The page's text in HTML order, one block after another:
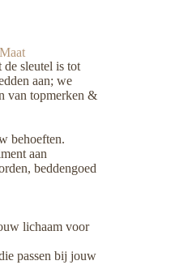
sleutel is tot
aan; we
van topmerken &
behoeften.
aan
beddengoed
lichaam voor
passen bij jouw